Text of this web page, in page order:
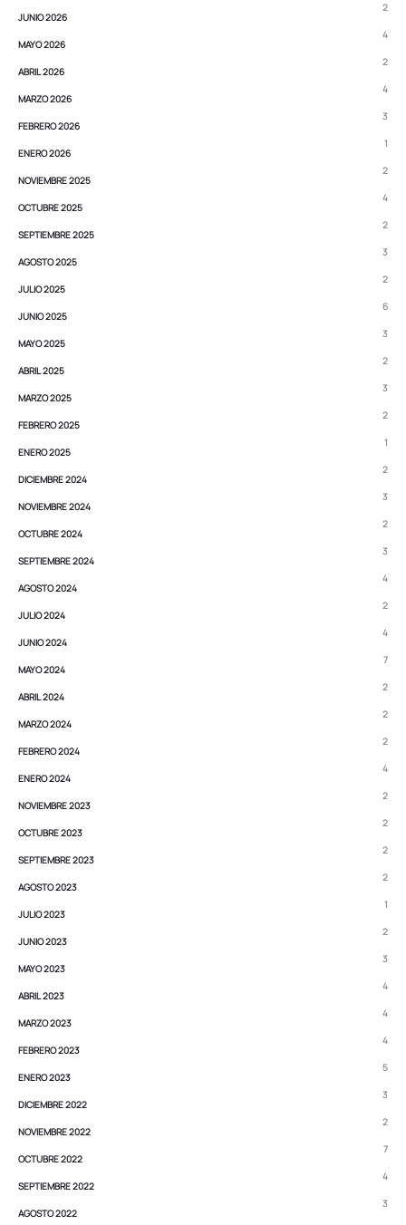
JUNIO 2026
2
MAYO 2026
4
ABRIL 2026
2
MARZO 2026
4
FEBRERO 2026
3
ENERO 2026
1
NOVIEMBRE 2025
2
OCTUBRE 2025
4
SEPTIEMBRE 2025
2
AGOSTO 2025
3
JULIO 2025
2
JUNIO 2025
6
MAYO 2025
3
ABRIL 2025
2
MARZO 2025
3
FEBRERO 2025
2
ENERO 2025
1
DICIEMBRE 2024
2
NOVIEMBRE 2024
3
OCTUBRE 2024
2
SEPTIEMBRE 2024
3
AGOSTO 2024
4
JULIO 2024
2
JUNIO 2024
4
MAYO 2024
7
ABRIL 2024
2
MARZO 2024
2
FEBRERO 2024
2
ENERO 2024
4
NOVIEMBRE 2023
2
OCTUBRE 2023
2
SEPTIEMBRE 2023
2
AGOSTO 2023
2
JULIO 2023
1
JUNIO 2023
2
MAYO 2023
3
ABRIL 2023
4
MARZO 2023
4
FEBRERO 2023
4
ENERO 2023
5
DICIEMBRE 2022
3
NOVIEMBRE 2022
2
OCTUBRE 2022
7
SEPTIEMBRE 2022
4
AGOSTO 2022
3